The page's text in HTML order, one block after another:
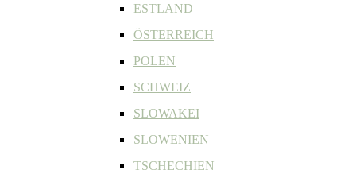
ESTLAND
ÖSTERREICH
POLEN
SCHWEIZ
SLOWAKEI
SLOWENIEN
TSCHECHIEN